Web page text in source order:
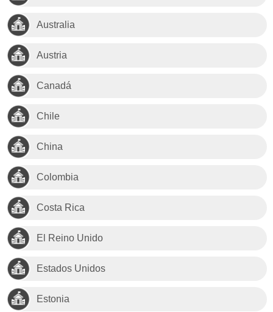
Australia
Austria
Canadá
Chile
China
Colombia
Costa Rica
El Reino Unido
Estados Unidos
Estonia